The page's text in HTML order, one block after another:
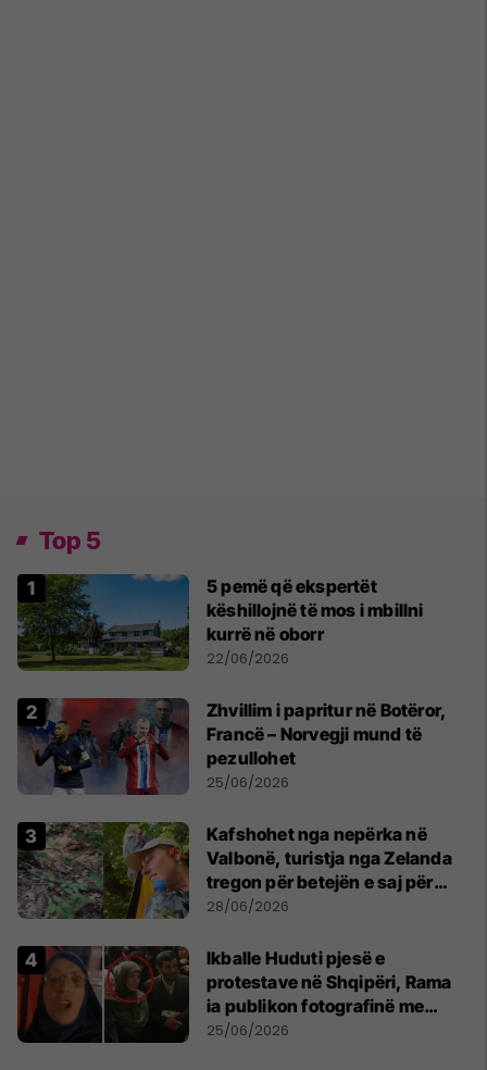
Top 5
5 pemë që ekspertët
këshillojnë të mos i mbillni
kurrë në oborr
22/06/2026
Zhvillim i papritur në Botëror,
Francë – Norvegji mund të
pezullohet
25/06/2026
Kafshohet nga nepërka në
Valbonë, turistja nga Zelanda
tregon për betejën e saj për
mbijetesë
28/06/2026
Ikballe Huduti pjesë e
protestave në Shqipëri, Rama
ia publikon fotografinë me
Ahmadinejadin e Iranit
25/06/2026